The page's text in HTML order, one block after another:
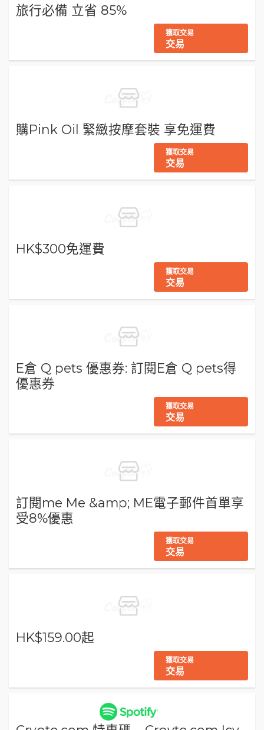
旅行必備 立省 85%
獲取交易
交易
購Pink Oil 緊緻按摩套裝 享免運費
獲取交易
交易
HK$300免運費
獲取交易
交易
E倉 Q pets 優惠券: 訂閱E倉 Q pets得
優惠券
獲取交易
交易
訂閱me Me &amp; ME電子郵件首單享
受8%優惠
獲取交易
交易
HK$159.00起
獲取交易
交易